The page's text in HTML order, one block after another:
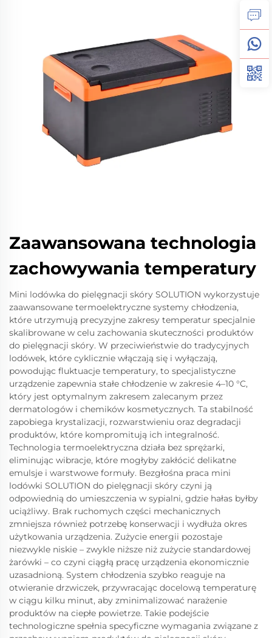
Zaawansowana technologia
zachowywania temperatury
Mini lodówka do pielęgnacji skóry SOLUTION wykorzystuje
zaawansowane termoelektryczne systemy chłodzenia,
które utrzymują precyzyjne zakresy temperatur specjalnie
skalibrowane w celu zachowania skuteczności produktów
do pielęgnacji skóry. W przeciwieństwie do tradycyjnych
lodówek, które cyklicznie włączają się i wyłączają,
powodując fluktuacje temperatury, to specjalistyczne
urządzenie zapewnia stałe chłodzenie w zakresie 4–10 °C,
który jest optymalnym zakresem zalecanym przez
dermatologów i chemików kosmetycznych. Ta stabilność
zapobiega krystalizacji, rozwarstwieniu oraz degradacji
produktów, które kompromitują ich integralność.
Technologia termoelektryczna działa bez sprężarki,
eliminując wibracje, które mogłyby zakłócić delikatne
emulsje i warstwowe formuły. Bezgłośna praca mini
lodówki SOLUTION do pielęgnacji skóry czyni ją
odpowiednią do umieszczenia w sypialni, gdzie hałas byłby
uciążliwy. Brak ruchomych części mechanicznych
zmniejsza również potrzebę konserwacji i wydłuża okres
użytkowania urządzenia. Zużycie energii pozostaje
niezwykle niskie – zwykle niższe niż zużycie standardowej
żarówki – co czyni ciągłą pracę urządzenia ekonomicznie
uzasadnioną. System chłodzenia szybko reaguje na
otwieranie drzwiczek, przywracając docelową temperaturę
w ciągu kilku minut, aby zminimalizować narażenie
produktów na ciepłe powietrze. Takie podejście
technologiczne spełnia specyficzne wymagania związane z